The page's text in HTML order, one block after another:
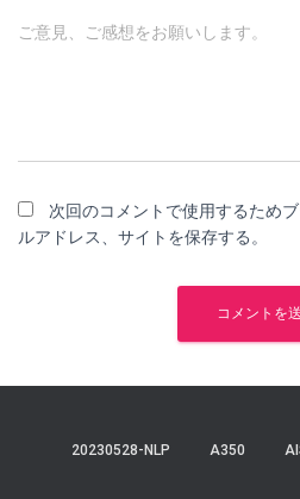
ご意見、ご感想をお願いします。
次回のコメントで使用するため
ルアドレス、サイトを保存する。
20230528-NLP A350